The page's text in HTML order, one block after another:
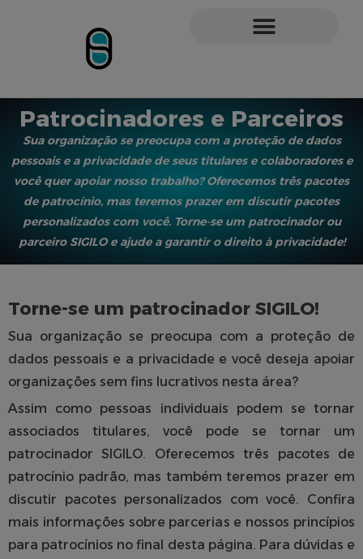
Patrocinadores e Parceiros
Sua organização se preocupa com a proteção de dados
pessoais e a privacidade de seus titulares e colaboradores e
você quer apoiar nosso trabalho? Oferecemos três pacotes
de patrocínio, mas teremos prazer em discutir pacotes
personalizados com você. Torne-se um patrocinador ou
parceiro SIGILO e ajude a garantir o direito à privacidade!
Torne-se um patrocinador SIGILO!
Sua organização se preocupa com a proteção de
dados pessoais e a privacidade e você deseja apoiar
organizações sem fins lucrativos nesta área?
Assim como pessoas individuais podem se tornar
associados titulares, você pode se tornar um
patrocinador SIGILO. Oferecemos três pacotes de
patrocínio padrão, mas também teremos prazer em
discutir pacotes personalizados com você. Confira
mais informações sobre parcerias e nossos princípios
para patrocínios no final desta página. Para dúvidas e